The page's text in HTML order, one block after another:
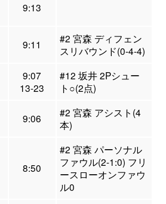
9:13
9:11
#2 宮森 ディフェン
スリバウンド(0-4-4)
9:07
13-23
#12 坂井 2Pシュー
ト○(2点)
9:06
#2 宮森 アシスト(4
本)
8:50
#2 宮森 パーソナル
ファウル(2-1:0) フリ
ースローオンファウ
ル0